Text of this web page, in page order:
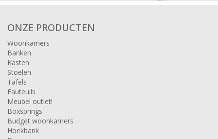
ONZE PRODUCTEN
Woonkamers
Banken
Kasten
Stoelen
Tafels
Fauteuils
Meubel outlet!
Boxsprings
Budget woonkamers
Hoekbank